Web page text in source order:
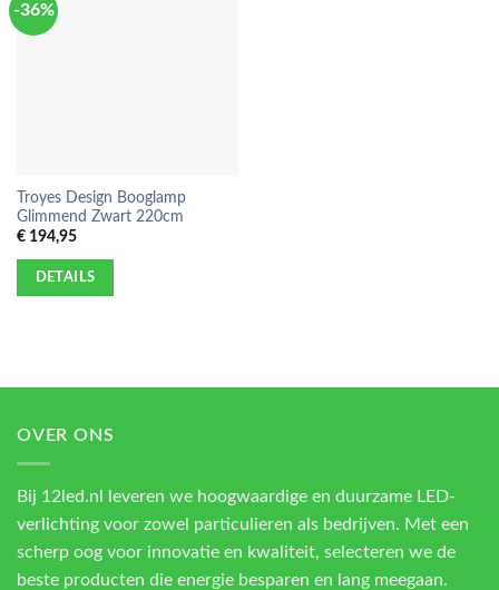
-36%
Troyes Design Booglamp
Glimmend Zwart 220cm
€194,95
DETAILS
OVER ONS
Bij 12led.nl leveren we hoogwaardige en duurzame LED-
verlichting voor zowel particulieren als bedrijven. Met een
scherp oog voor innovatie en kwaliteit, selecteren we de
beste producten die energie besparen en lang meegaan.